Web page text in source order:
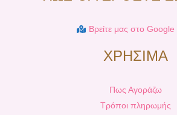
Βρείτε μας στο
ΧΡΗΣΙΜΑ
Πως Αγοράζω
Τρόποι πληρωμής